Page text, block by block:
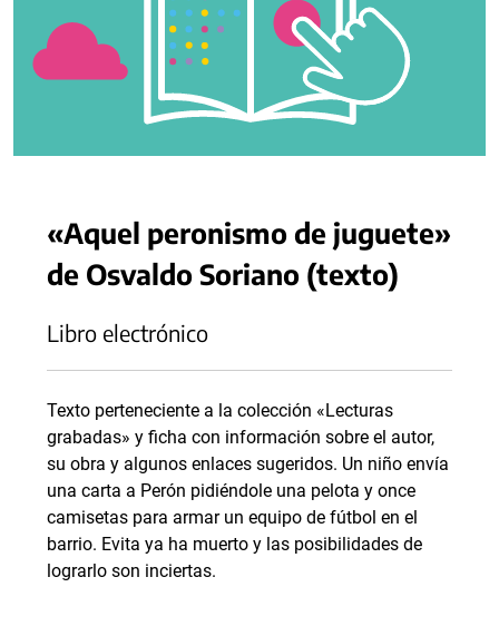
«Aquel peronismo de juguete»
de Osvaldo Soriano (texto)
Libro electrónico
Texto perteneciente a la colección «Lecturas
grabadas» y ficha con información sobre el autor,
su obra y algunos enlaces sugeridos. Un niño envía
una carta a Perón pidiéndole una pelota y once
camisetas para armar un equipo de fútbol en el
barrio. Evita ya ha muerto y las posibilidades de
lograrlo son inciertas.